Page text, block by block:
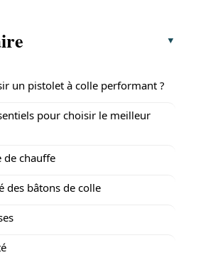
un pistolet à colle performant ?
pour choisir le meilleur
de chauffe
des bâtons de colle